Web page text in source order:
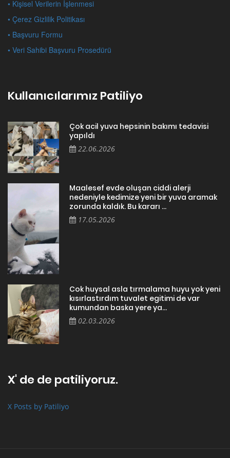
• Kişisel Verilerin İşlenmesi
• Çerez Gizlilik Politikası
• Başvuru Formu
• Veri Sahibi Başvuru Prosedürü
Kullanıcılarımız Patiliyo
Çok acil yuva hepsinin bakımı tedavisi
yapıldı
22.06.2026
Maalesef evde oluşan ciddi alerji
nedeniyle kedimize yeni bir yuva aramak
zorunda kaldık. Bu kararı ...
17.05.2026
Cok huysal asla tırmalama huyu yok yeni
kısırlastırdım tuvalet egitimi de var
kumundan baska yere ya...
02.03.2026
X' de de patiliyoruz.
X Posts by Patiliyo